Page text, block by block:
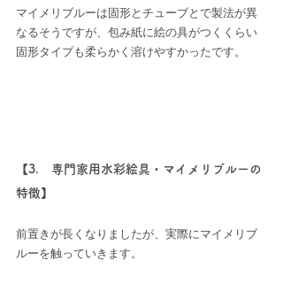
マイメリブルーは固形とチューブとで製法が異
なるそうですが、包み紙に絵の具がつくくらい
固形タイプも柔らかく溶けやすかったです。
【3.　専門家用水彩絵具・マイメリブルーの
特徴】
前置きが長くなりましたが、実際にマイメリブ
ルーを触っていきます。